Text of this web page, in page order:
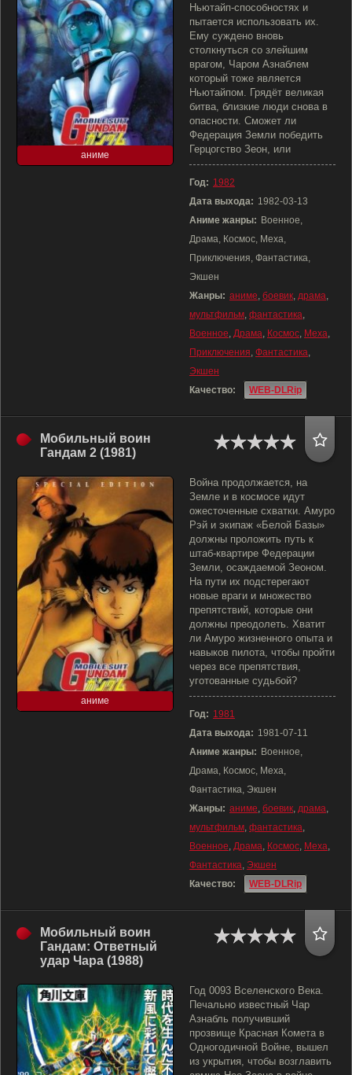
аниме
Ньютайп-способностях и
пытается использовать их.
Ему суждено вновь
столкнуться со злейшим
врагом, Чаром Азнаблем
который тоже является
Ньютайпом. Грядёт великая
битва, близкие люди снова в
опасности. Сможет ли
Федерация Земли победить
Герцогство Зеон, или
Год: 1982
Дата выхода: 1982-03-13
Аниме жанры: Военное,
Драма, Космос, Меха,
Приключения, Фантастика,
Экшен
Жанры: аниме, боевик, драма,
мультфильм, фантастика,
Военное, Драма, Космос, Меха,
Приключения, Фантастика,
Экшен
Качество:
WEB-DLRip
Мобильный воин
Гандам 2 (1981)
аниме
Война продолжается, на
Земле и в космосе идут
ожесточенные схватки. Амуро
Рэй и экипаж «Белой Базы»
должны проложить путь к
штаб-квартире Федерации
Земли, осаждаемой Зеоном.
На пути их подстерегают
новые враги и множество
препятствий, которые они
должны преодолеть. Хватит
ли Амуро жизненного опыта и
навыков пилота, чтобы пройти
через все препятствия,
уготованные судьбой?
Год: 1981
Дата выхода: 1981-07-11
Аниме жанры: Военное,
Драма, Космос, Меха,
Фантастика, Экшен
Жанры: аниме, боевик, драма,
мультфильм, фантастика,
Военное, Драма, Космос, Меха,
Фантастика, Экшен
Качество:
WEB-DLRip
Мобильный воин
Гандам: Ответный
удар Чара (1988)
Год 0093 Вселенского Века.
Печально известный Чар
Азнабль получивший
прозвище Красная Комета в
Одногодичной Войне, вышел
из укрытия, чтобы возглавить